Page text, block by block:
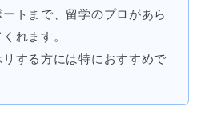
トまで、留学のプロがあら
れます。
する方には特におすすめで